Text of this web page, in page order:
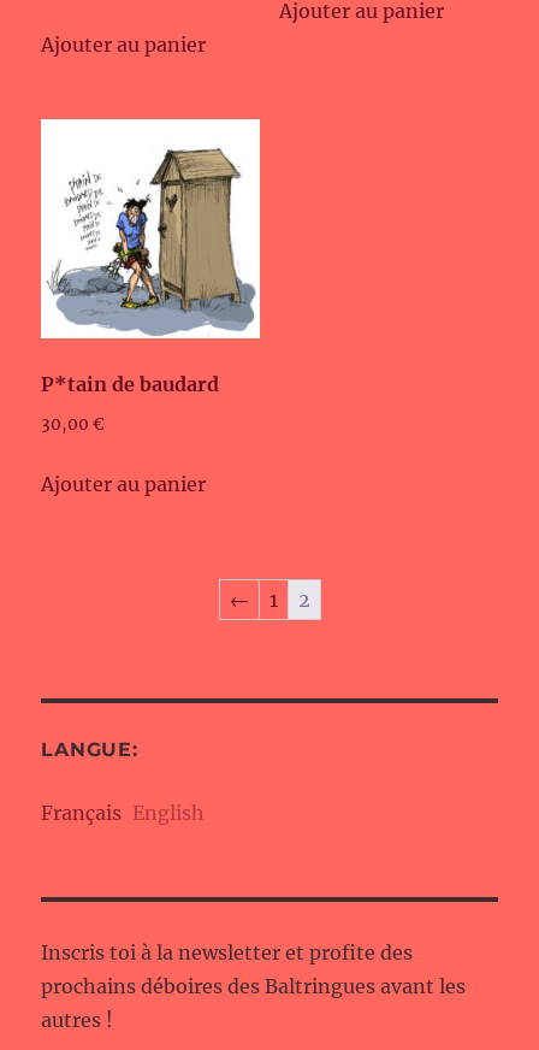
Ajouter au panier
Ajouter au panier
P*tain de baudard
30,00€
Ajouter au panier
← 1 2
LANGUE:
Français English
Inscris toi à la newsletter et profite des
prochains déboires des Baltringues avant les
autres !